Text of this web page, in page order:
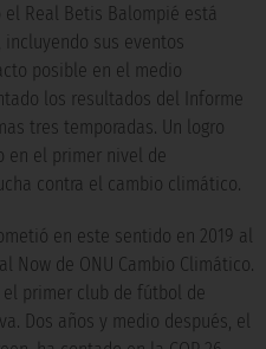
el Real Betis Balompié está
sus eventos
posible en el medio
los resultados del Informe
tres temporadas. Un logro
en el primer nivel de
contra el cambio climático.
en este sentido en 2019 al
Now de ONU Cambio Climático.
primer club de fútbol de
Dos años y medio después, el